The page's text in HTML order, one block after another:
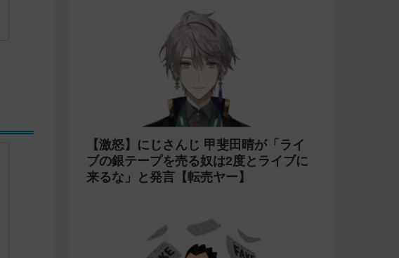
【激怒】にじさんじ 甲斐田晴が「ライ
ブの銀テープを売る奴は2度とライブに
来るな」と発言【転売ヤー】